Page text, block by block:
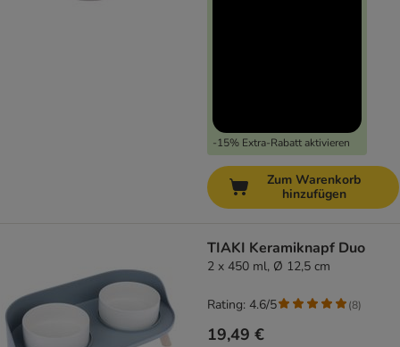
-15% Extra-Rabatt aktivieren
Zum Warenkorb
hinzufügen
TIAKI Keramiknapf Duo
2 x 450 ml, Ø 12,5 cm
19,49 €
Rating: 4.6/5 (8)